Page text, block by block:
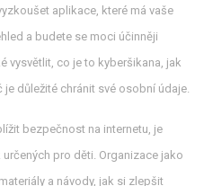
aplikace, které má vaše
a budete se moci účinněji
vysvětlit, co je to kyberšikana, jak
důležité chránit své osobní údaje.
bezpečnost na internetu, je
pro děti. Organizace jako
a návody, jak si zlepšit